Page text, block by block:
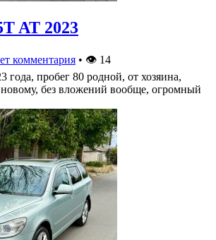
AT 2023
комментария • 👁 14
года, пробег 80 родной, от хозяина,
новому, без вложений вообще, огромный